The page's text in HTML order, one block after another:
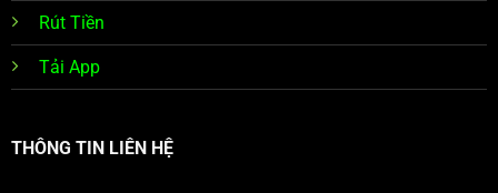
Rút Tiền
Tải App
THÔNG TIN LIÊN HỆ